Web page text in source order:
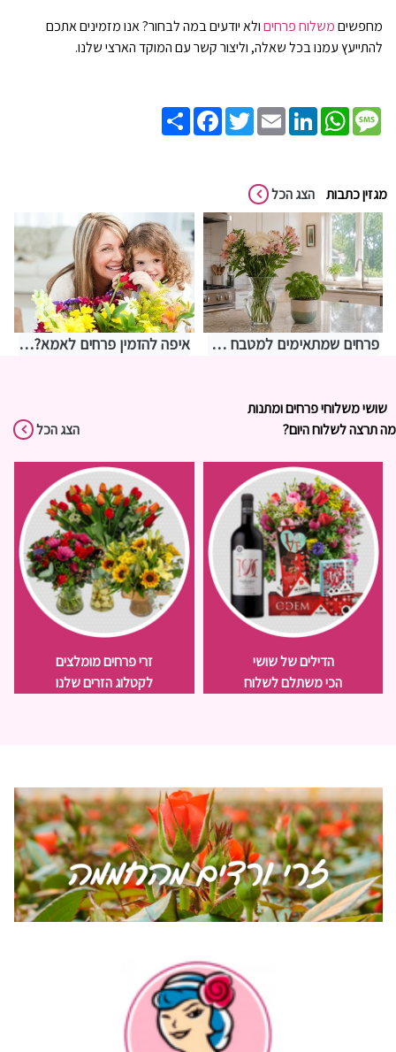
מחפשיםמשלוח פרחיםולא יודעים במה לבחור? אנו מזמינים אתכם
להתייעץ עמנו בכל שאלה, וליצור קשר עם המוקד הארצי שלנו.
Share
FacebookTwitterEmail
LinkedIn
WhatsAppMessage
מגזין כתבות הצג הכל
פרחים שמתאימים למטבח – איך לבחור משהו שמחזיק מעמד בתנאים מאתגרים איפה להזמין פרחים לאמא? אצלנו בחנות שושי רגעים של פרחים
שושי משלוחי פרחים ומתנות
מה תרצה לשלוח היום?
הצג הכל
הדילים של שושי
הכי משתלם לשלוח
זרי פרחים מומלצים
לקטלוג הזרים שלנו